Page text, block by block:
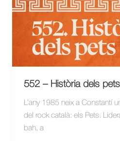
552 – Història dels pets
L’any 1985 neix a Constantí
del rock català: els Pets.
bah, a